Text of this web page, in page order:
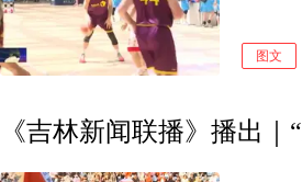
图文
《吉林新闻联播》播出